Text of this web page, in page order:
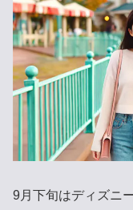
9月下旬はディズニ